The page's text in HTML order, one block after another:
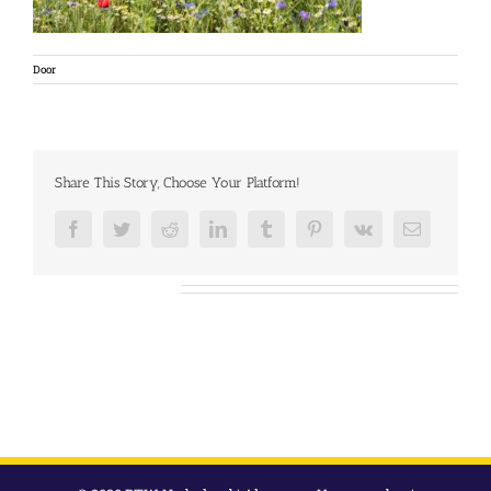
Door
Share This Story, Choose Your Platform!
FacebookTwitterRedditLinkedInTumblr PinterestVk
E-